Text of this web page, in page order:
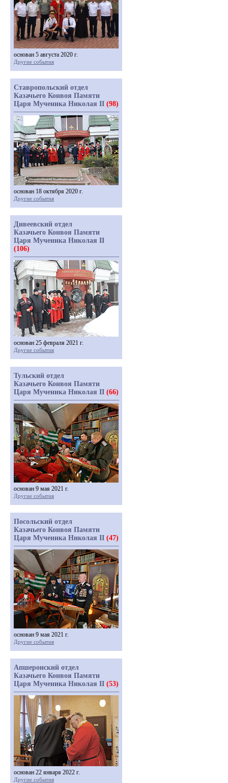
основан 5 августа 2020 г.
Другие события
Ставропольский отдел
Казачьего Конвоя Памяти
Царя Мученика Николая II (98)
основан 18 октября 2020 г.
Другие события
Дивеевский отдел
Казачьего Конвоя Памяти
Царя Мученика Николая II
(106)
основан 25 февраля 2021 г.
Другие события
Тульский отдел
Казачьего Конвоя Памяти
Царя Мученика Николая II (66)
основан 9 мая 2021 г.
Другие события
Посольский отдел
Казачьего Конвоя Памяти
Царя Мученика Николая II (47)
основан 9 мая 2021 г.
Другие события
Апшеронский отдел
Казачьего Конвоя Памяти
Царя Мученика Николая II (53)
основан 22 января 2022 г.
Другие события